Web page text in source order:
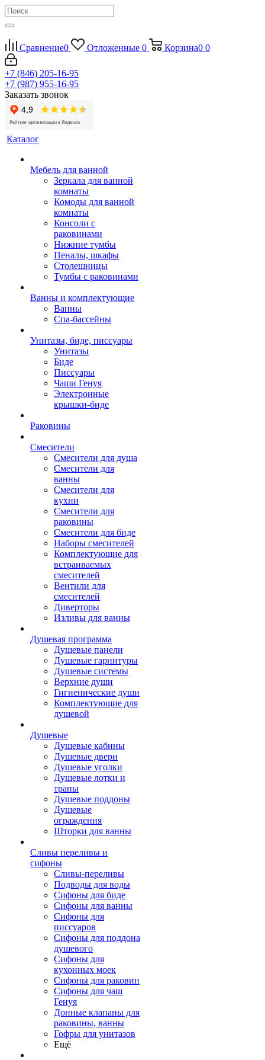
Сравнение0 Отложенные 0 Корзина0 0
+7 (846) 205-16-95
+7 (987) 955-16-95
Заказать звонок
Каталог
Мебель для ванной
Зеркала для ванной
комнаты
Комоды для ванной
комнаты
Консоли с
раковинами
Нижние тумбы
Пеналы, шкафы
Столешницы
Тумбы с раковинами
Ванны и комплектующие
Ванны
Спа-бассейны
Унитазы, биде, писсуары
Унитазы
Биде
Писсуары
Чаши Генуя
Электронные
крышки-биде
Раковины
Смесители
Смесители для душа
Смесители для
ванны
Смесители для
кухни
Смесители для
раковины
Смесители для биде
Наборы смесителей
Комплектующие для
встраиваемых
смесителей
Вентили для
смесителей
Диверторы
Изливы для ванны
Душевая программа
Душевые панели
Душевые гарнитуры
Душевые системы
Верхние души
Гигиенические души
Комплектующие для
душевой
Душевые
Душевые кабины
Душевые двери
Душевые уголки
Душевые лотки и
трапы
Душевые поддоны
Душевые
ограждения
Шторки для ванны
Сливы переливы и
сифоны
Сливы-переливы
Подводы для воды
Сифоны для биде
Сифоны для ванны
Сифоны для
писсуаров
Сифоны для поддона
душевого
Сифоны для
кухонных моек
Сифоны для раковин
Сифоны для чаш
Генуя
Донные клапаны для
раковины, ванны
Гофры для унитазов
Ещё